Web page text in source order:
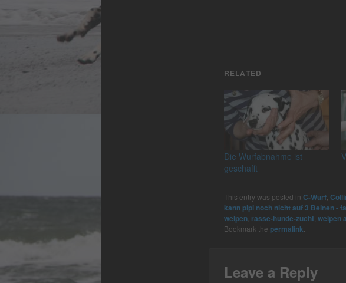
RELATED
Die Wurfabnahme ist
geschafft
This entry was posted in C-Wurf,
kann pipi noch nicht auf 3 Beinen -
welpen, rasse-hunde-zucht, welpen
Bookmark the permalink
Leave a Reply